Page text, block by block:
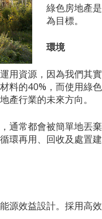
綠色房地產
為目標。
環境
用資源，因為我們其
料的40%，而使用綠
產行業的未來方向。
通常都會被簡單地丟
環再用、回收及處置
源效益設計。採用高